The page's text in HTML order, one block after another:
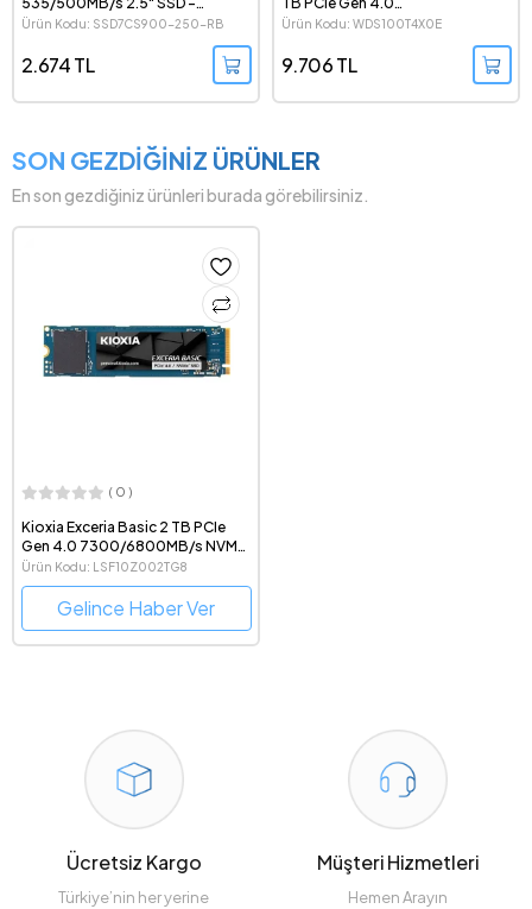
SSD7CS900-250-RB
Ürün Kodu: SSD7CS900-250-RB
2.674 TL
7250/6900MB/s NVMe M.2 SSD
Ürün Kodu: WDS100T4X0E
9.706 TL
SON GEZDİĞİNİZ ÜRÜNLER
En son gezdiğiniz ürünleri burada görebilirsiniz.
( 0 )
Kioxia Exceria Basic 2 TB PCIe
Gen 4.0 7300/6800MB/s NVMe
SSD - LSF10Z002TG8
Ürün Kodu: LSF10Z002TG8
Gelince Haber Ver
Ücretsiz Kargo
Türkiye’nin her yerine
Müşteri Hizmetleri
Hemen Arayın